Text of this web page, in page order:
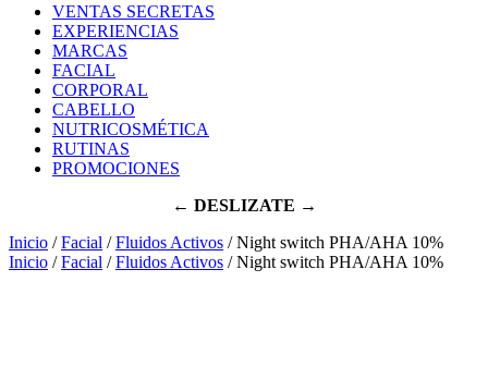
VENTAS SECRETAS
EXPERIENCIAS
MARCAS
FACIAL
CORPORAL
CABELLO
NUTRICOSMÉTICA
RUTINAS
PROMOCIONES
← DESLIZATE →
Inicio /Facial /Fluidos Activos / Night switch PHA/AHA 10%
Inicio /Facial /Fluidos Activos / Night switch PHA/AHA 10%